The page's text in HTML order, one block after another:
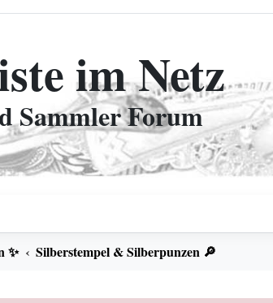
im Netz
Sammler Forum
✨ Silberstempel & Silberpunzen 🔎